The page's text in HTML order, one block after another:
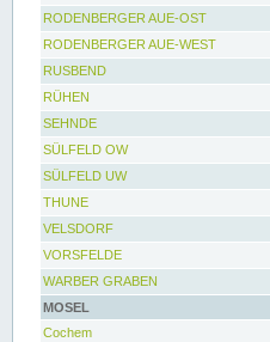
RODENBERGER AUE-OST
RODENBERGER AUE-WEST
RUSBEND
RÜHEN
SEHNDE
SÜLFELD OW
SÜLFELD UW
THUNE
VELSDORF
VORSFELDE
WARBER GRABEN
MOSEL
Cochem